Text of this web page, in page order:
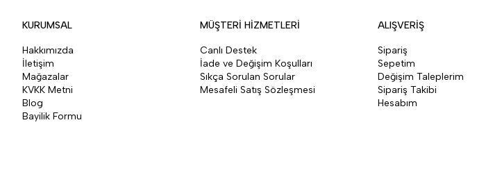
KURUMSAL
Hakkımızda
İletişim
Mağazalar
KVKK Metni
Blog
Bayilik Formu
MÜŞTERİ HİZMETLERİ
Canlı Destek
İade ve Değişim Koşulları
Sıkça Sorulan Sorular
Mesafeli Satış Sözleşmesi
ALIŞVERİŞ
Sipariş
Sepetim
Değişim Taleplerim
Sipariş Takibi
Hesabım